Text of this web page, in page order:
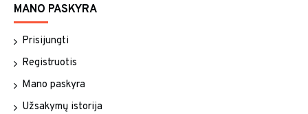
MANO PASKYRA
Prisijungti
Registruotis
Mano paskyra
Užsakymų istorija